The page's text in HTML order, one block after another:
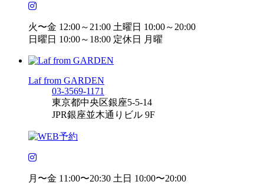
火〜金 12:00～21:00 土曜日 10:00～20:00
日曜日 10:00～18:00 定休日 月曜
Laf from GARDEN
03-3569-1171
東京都中央区銀座5-5-14
JPR銀座並木通りビル 9F
月〜金 11:00〜20:30 土日 10:00〜20:00